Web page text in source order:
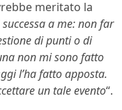
meritato la
a me: non far
di punti o di
non mi sono fatto
l’ha fatto apposta.
un tale evento“.